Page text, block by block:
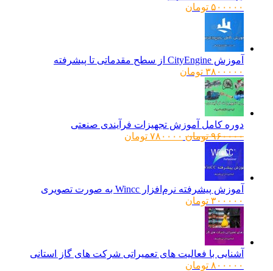
۵۰۰۰۰۰ تومان
آموزش CityEngine از سطح مقدماتی تا پیشرفته
۳۸۰۰۰۰۰ تومان
دوره کامل آموزش تجهیزات فرآیندی صنعتی
۹۶۰۰۰۰ تومانقیمت
۷۸۰۰۰۰ تومانقیمت
آموزش پیشرفته نرم‌افزار Wincc به صورت تصویری
۳۰۰۰۰۰ تومان
آشنایی با فعالیت های تعمیراتی شرکت های گاز استانی
۸۰۰۰۰۰ تومان